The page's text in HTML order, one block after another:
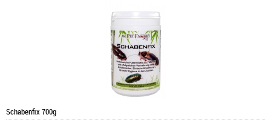
Schabenfix 700g